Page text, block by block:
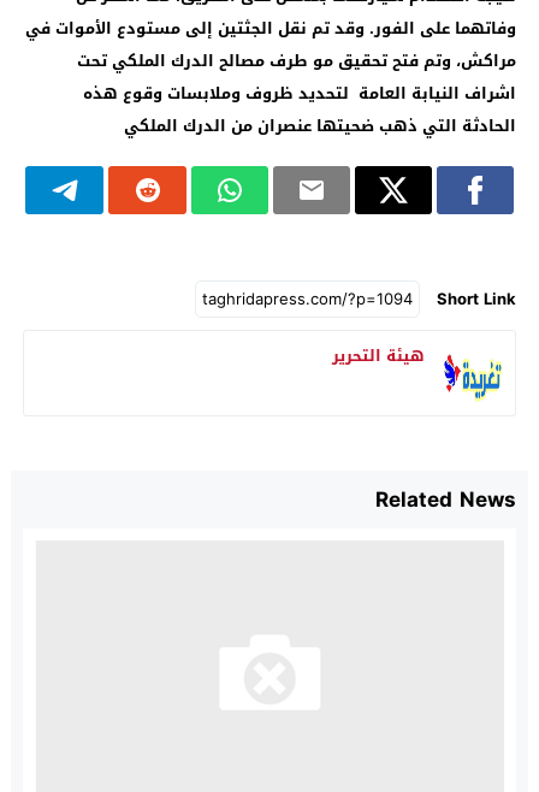
وفاتهما على الفور. وقد تم نقل الجثتين إلى مستودع الأموات في
مراكش، وتم فتح تحقيق مو طرف مصالح الدرك الملكي تحت
اشراف النيابة العامة لتحديد ظروف وملابسات وقوع هذه
الحادثة التي ذهب ضحيتها عنصران من الدرك الملكي
Short Link
هيئة التحرير
Related News